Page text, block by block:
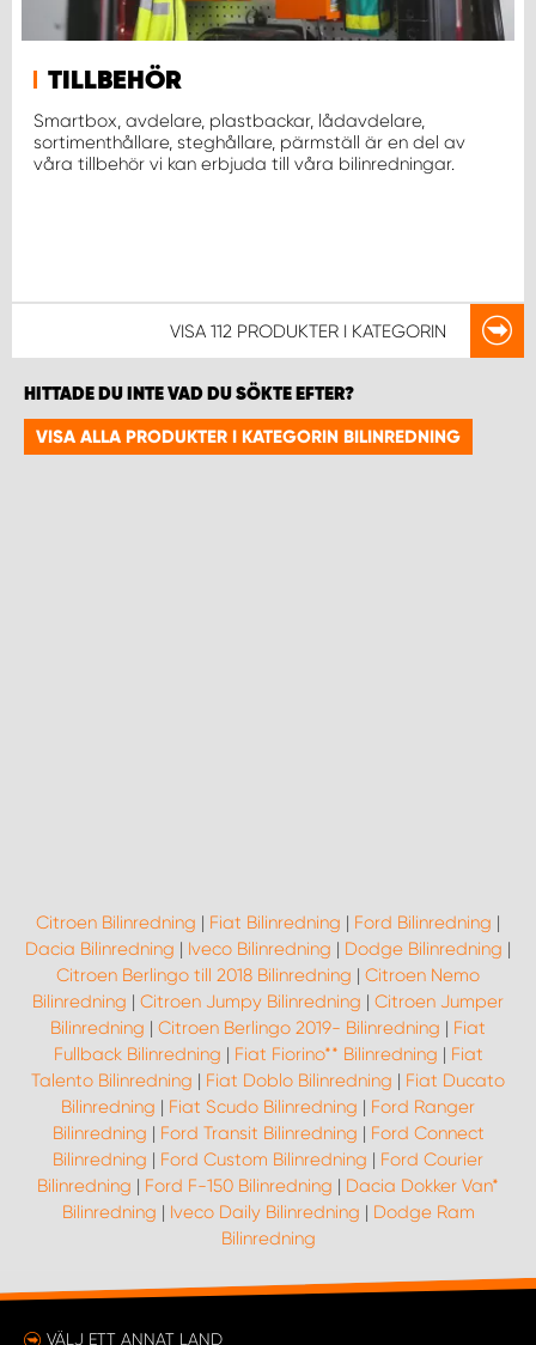
TILLBEHÖR
Smartbox, avdelare, plastbackar, lådavdelare,
sortimenthållare, steghållare, pärmställ är en del av
våra tillbehör vi kan erbjuda till våra bilinredningar.
VISA 112 PRODUKTER I KATEGORIN
HITTADE DU INTE VAD DU SÖKTE EFTER?
VISA ALLA PRODUKTER I KATEGORIN BILINREDNING
Citroen Bilinredning | Fiat Bilinredning | Ford Bilinredning |
Dacia Bilinredning | Iveco Bilinredning | Dodge Bilinredning |
Citroen Berlingo till 2018 Bilinredning | Citroen Nemo
Bilinredning | Citroen Jumpy Bilinredning | Citroen Jumper
Bilinredning | Citroen Berlingo 2019- Bilinredning | Fiat
Fullback Bilinredning | Fiat Fiorino** Bilinredning | Fiat
Talento Bilinredning | Fiat Doblo Bilinredning | Fiat Ducato
Bilinredning | Fiat Scudo Bilinredning | Ford Ranger
Bilinredning | Ford Transit Bilinredning | Ford Connect
Bilinredning | Ford Custom Bilinredning | Ford Courier
Bilinredning | Ford F-150 Bilinredning | Dacia Dokker Van*
Bilinredning | Iveco Daily Bilinredning | Dodge Ram
Bilinredning
VÄLJ ETT ANNAT LAND
WORK SYSTEM ÖREBRO